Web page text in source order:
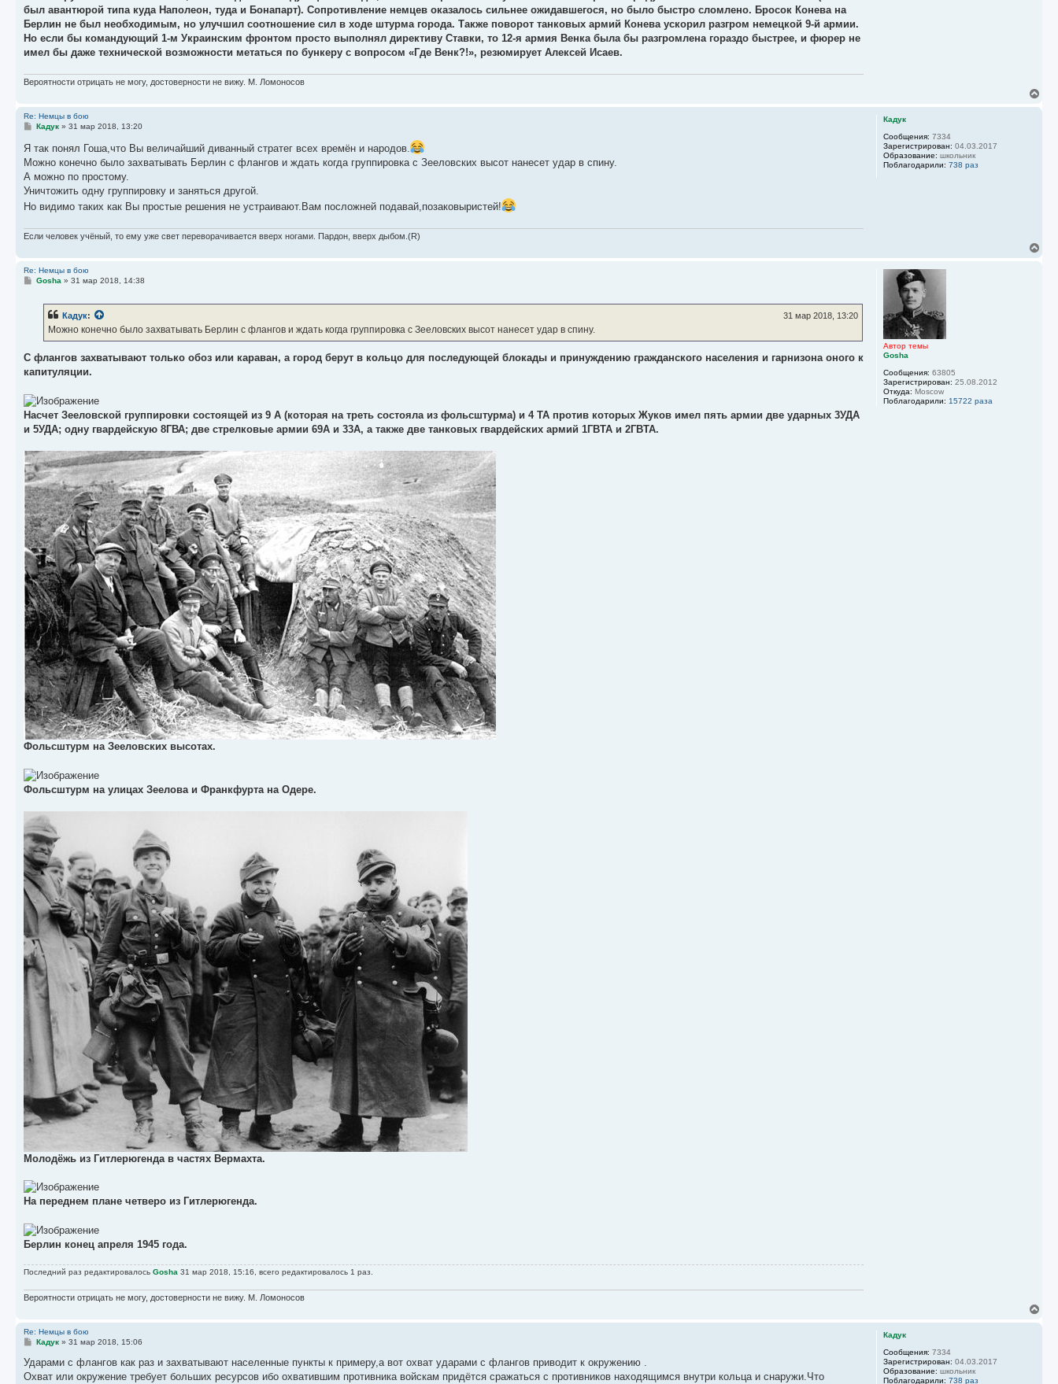
был авантюрой типа куда Наполеон, туда и Бонапарт). Сопротивление немцев оказалось сильнее ожидавшегося, но было быстро сломлено. Бросок Конева на
Берлин не был необходимым, но улучшил соотношение сил в ходе штурма города. Также поворот танковых армий Конева ускорил разгром немецкой 9-й армии.
Но если бы командующий 1-м Украинским фронтом просто выполнял директиву Ставки, то 12-я армия Венка была бы разгромлена гораздо быстрее, и фюрер не
имел бы даже технической возможности метаться по бункеру с вопросом «Где Венк?!», резюмирует Алексей Исаев.
Вероятности отрицать не могу, достоверности не вижу. М. Ломоносов
Кадук
Сообщения: 7334
Зарегистрирован: 04.03.2017
Образование: школьник
Поблагодарили: 738 раз
Re: Немцы в бою
С
б
щ
н
и
Кадук» 31 мар 2018, 13:20
Я так понял Гоша,что Вы величайший диванный стратег всех времён и народов.
Можно конечно было захватывать Берлин с флангов и ждать когда группировка с Зееловских высот нанесет удар в спину.
А можно по простому.
Уничтожить одну группировку и заняться другой.
Но видимо таких как Вы простые решения не устраивают.Вам посложней подавай,позаковыристей!
Если человек учёный, то ему уже свет переворачивается вверх ногами. Пардон, вверх дыбом.(R)
Автор темы
Gosha
Сообщения: 63805
Зарегистрирован: 25.08.2012
Откуда: Moscow
Поблагодарили: 15722 раза
Re: Немцы в бою
С
е
Gosha » 31 мар 2018, 14:38
Кадук: 31 мар 2018, 13:20
Можно конечно было захватывать Берлин с флангов и ждать когда группировка с Зееловских высот нанесет удар в спину.
С флангов захватывают только обоз или караван, а город берут в кольцо для последующей блокады и принуждению гражданского населения и гарнизона оного к
капитуляции.
Насчет Зееловской группировки состоящей из 9 А (которая на треть состояла из фольсштурма) и 4 ТА против которых Жуков имел пять армии две ударных 3УДА
и 5УДА; одну гвардейскую 8ГВА; две стрелковые армии 69А и 33А, а также две танковых гвардейских армий 1ГВТА и 2ГВТА.
Фольсштурм на Зееловских высотах.
Фольсштурм на улицах Зеелова и Франкфурта на Одере.
Молодёжь из Гитлерюгенда в частях Вермахта.
На переднем плане четверо из Гитлерюгенда.
Берлин конец апреля 1945 года.
Последний раз редактировалось Gosha 31 мар 2018, 15:16, всего редактировалось 1 раз.
Вероятности отрицать не могу, достоверности не вижу. М. Ломоносов
Кадук
Сообщения: 7334
Зарегистрирован: 04.03.2017
Образование: школьник
Поблагодарили: 738 раз
Re: Немцы в бою
С
о
б
щ
Кадук» 31 мар 2018, 15:06
Ударами с флангов как раз и захватывают населенные пункты к примеру,а вот охват ударами с флангов приводит к окружению .
Охват или окружение требует больших ресурсов ибо охватившим противника войскам придётся сражаться с противников находящимся внутри кольца и снаружи.Что